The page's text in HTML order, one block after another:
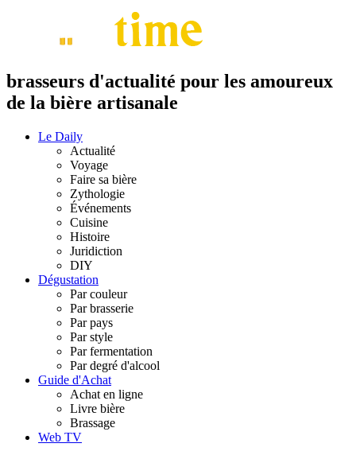
brasseurs d'actualité pour les amoureux
de la bière artisanale
Le Daily
Actualité
Voyage
Faire sa bière
Zythologie
Événements
Cuisine
Histoire
Juridiction
DIY
Dégustation
Par couleur
Par brasserie
Par pays
Par style
Par fermentation
Par degré d'alcool
Guide d'Achat
Achat en ligne
Livre bière
Brassage
Web TV